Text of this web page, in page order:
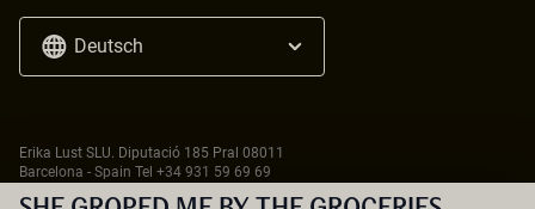
Deutsch
Erika Lust SLU. Diputació 185 Pral 08011
Barcelona - Spain Tel +34 931 59 69 69